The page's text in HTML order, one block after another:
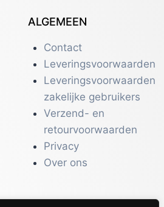
ALGEMEEN
Contact
Leveringsvoorwaarden
Leveringsvoorwaarden
zakelijke gebruikers
Verzend- en
retourvoorwaarden
Privacy
Over ons